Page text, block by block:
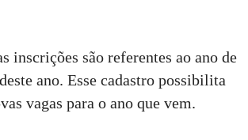
inscrições são referentes ao ano de
ano. Esse cadastro possibilita
vagas para o ano que vem.